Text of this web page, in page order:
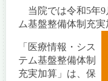
当院では令和5年9
ム基盤整備体制充実
「医療情報・シス
テム基盤整備体制
充実加算」は、保